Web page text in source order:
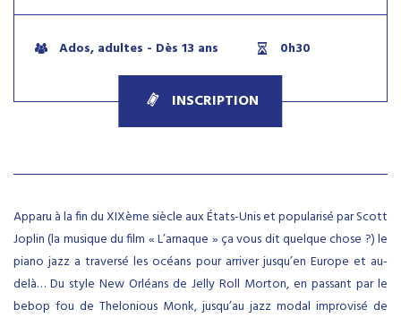
Ados, adultes - Dès 13 ans 0h30
INSCRIPTION
Apparu à la fin du XIXème siècle aux États-Unis et popularisé par Scott
Joplin (la musique du film « L’arnaque » ça vous dit quelque chose ?) le
piano jazz a traversé les océans pour arriver jusqu’en Europe et au-
delà… Du style New Orléans de Jelly Roll Morton, en passant par le
bebop fou de Thelonious Monk, jusqu’au jazz modal improvisé de